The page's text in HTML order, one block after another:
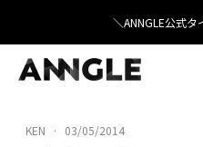
＼ANNGLE公式
KEN · 03/05/2014